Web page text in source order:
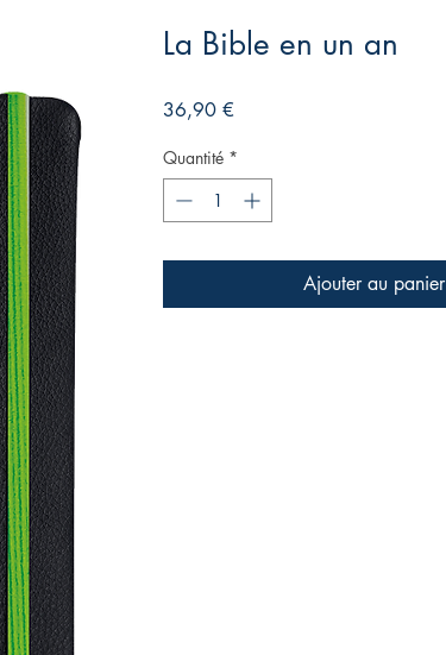
La Bible en un an
36,90 €Prix
Quantité *
Ajouter au panier